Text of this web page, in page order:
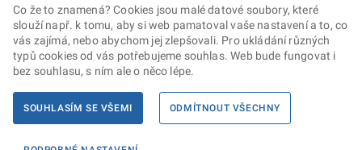
Co že to znamená? Cookies jsou malé datové soubory, které
slouží např. k tomu, aby si web pamatoval vaše nastavení a to, co
vás zajímá, nebo abychom jej zlepšovali. Pro ukládání různých
typů cookies od vás potřebujeme souhlas. Web bude fungovat i
bez souhlasu, s ním ale o něco lépe.
SOUHLASÍM SE VŠEMI ODMÍTNOUT VŠECHNY